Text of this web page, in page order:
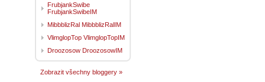
FrubjankSwibe
FrubjankSwibeIM
MibbblizRal MibbblizRalIM
VlimglopTop VlimglopTopIM
Droozosow DroozosowIM
Zobrazit všechny bloggery »